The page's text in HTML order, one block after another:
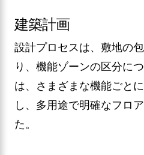
建築計画
設計プロセスは、敷地の
り、機能ゾーンの区分に
は、さまざまな機能ごと
し、多用途で明確なフロ
た。